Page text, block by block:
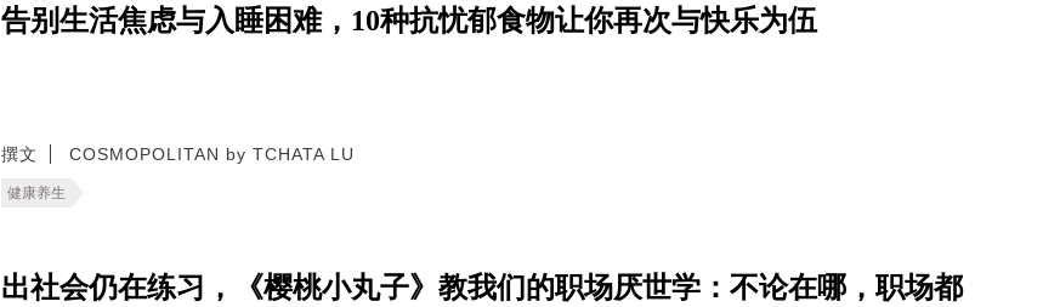
告别生活焦虑与入睡困难，10种抗忧郁食物让你再次与快乐为伍
撰文 COSMOPOLITAN by TCHATA LU
健康养生
出社会仍在练习，《樱桃小丸子》教我们的职场厌世学：不论在哪，职场都